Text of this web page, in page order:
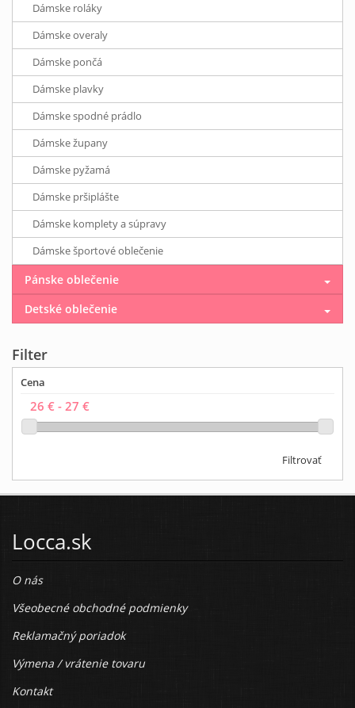
Dámske roláky
Dámske overaly
Dámske pončá
Dámske plavky
Dámske spodné prádlo
Dámske župany
Dámske pyžamá
Dámske pršiplášte
Dámske komplety a súpravy
Dámske športové oblečenie
Pánske oblečenie
Detské oblečenie
Filter
Cena
Filtrovať
Locca.sk
O nás
Všeobecné obchodné podmienky
Reklamačný poriadok
Výmena / vrátenie tovaru
Kontakt